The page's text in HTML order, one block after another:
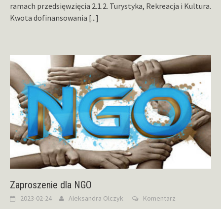
ramach przedsięwzięcia 2.1.2. Turystyka, Rekreacja i Kultura.
Kwota dofinansowania [...]
Zaproszenie dla NGO
2023-02-24 Aleksandra Olczyk Komentarz